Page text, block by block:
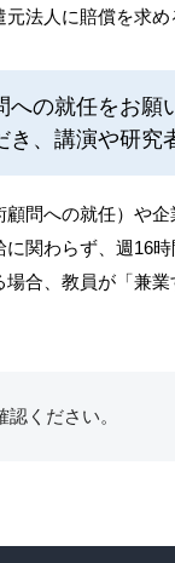
法人に賠償を求め
の就任をお願
き、講演や研
問への就任）や
関わらず、週16
合、教員が「兼
認ください。